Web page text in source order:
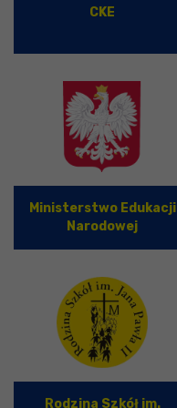
CKE
Ministerstwo Edukacji
Narodowej
Rodzina Szkół im.